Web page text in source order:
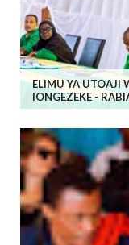
ELIMU YA UTOAJI
IONGEZEKE -